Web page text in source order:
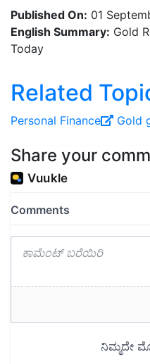
Published On: 01
English Summary: Gold
Today
Related
Personal Finance Gold
Share your